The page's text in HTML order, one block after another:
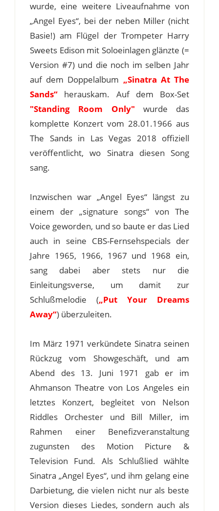
wurde, eine weitere Liveaufnahme von
„Angel Eyes“, bei der neben Miller (nicht
Basie!) am Flügel der Trompeter Harry
Sweets Edison mit Soloeinlagen glänzte (=
Version #7) und die noch im selben Jahr
auf dem Doppelalbum „Sinatra At The
Sands“ herauskam. Auf dem Box-Set
"Standing Room Only" wurde das
komplette Konzert vom 28.01.1966 aus
The Sands in Las Vegas 2018 offiziell
veröffentlicht, wo Sinatra diesen Song
sang.
Inzwischen war „Angel Eyes“ längst zu
einem der „signature songs“ von The
Voice geworden, und so baute er das Lied
auch in seine CBS-Fernsehspecials der
Jahre 1965, 1966, 1967 und 1968 ein,
sang dabei aber stets nur die
Einleitungsverse, um damit zur
Schlußmelodie („Put Your Dreams
Away“) überzuleiten.
Im März 1971 verkündete Sinatra seinen
Rückzug vom Showgeschäft, und am
Abend des 13. Juni 1971 gab er im
Ahmanson Theatre von Los Angeles ein
letztes Konzert, begleitet von Nelson
Riddles Orchester und Bill Miller, im
Rahmen einer Benefizveranstaltung
zugunsten des Motion Picture &
Television Fund. Als Schlußlied wählte
Sinatra „Angel Eyes“, und ihm gelang eine
Darbietung, die vielen nicht nur als beste
Version dieses Liedes, sondern auch als